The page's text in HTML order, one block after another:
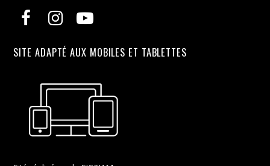
SITE ADAPTÉ AUX MOBILES ET TABLETTES